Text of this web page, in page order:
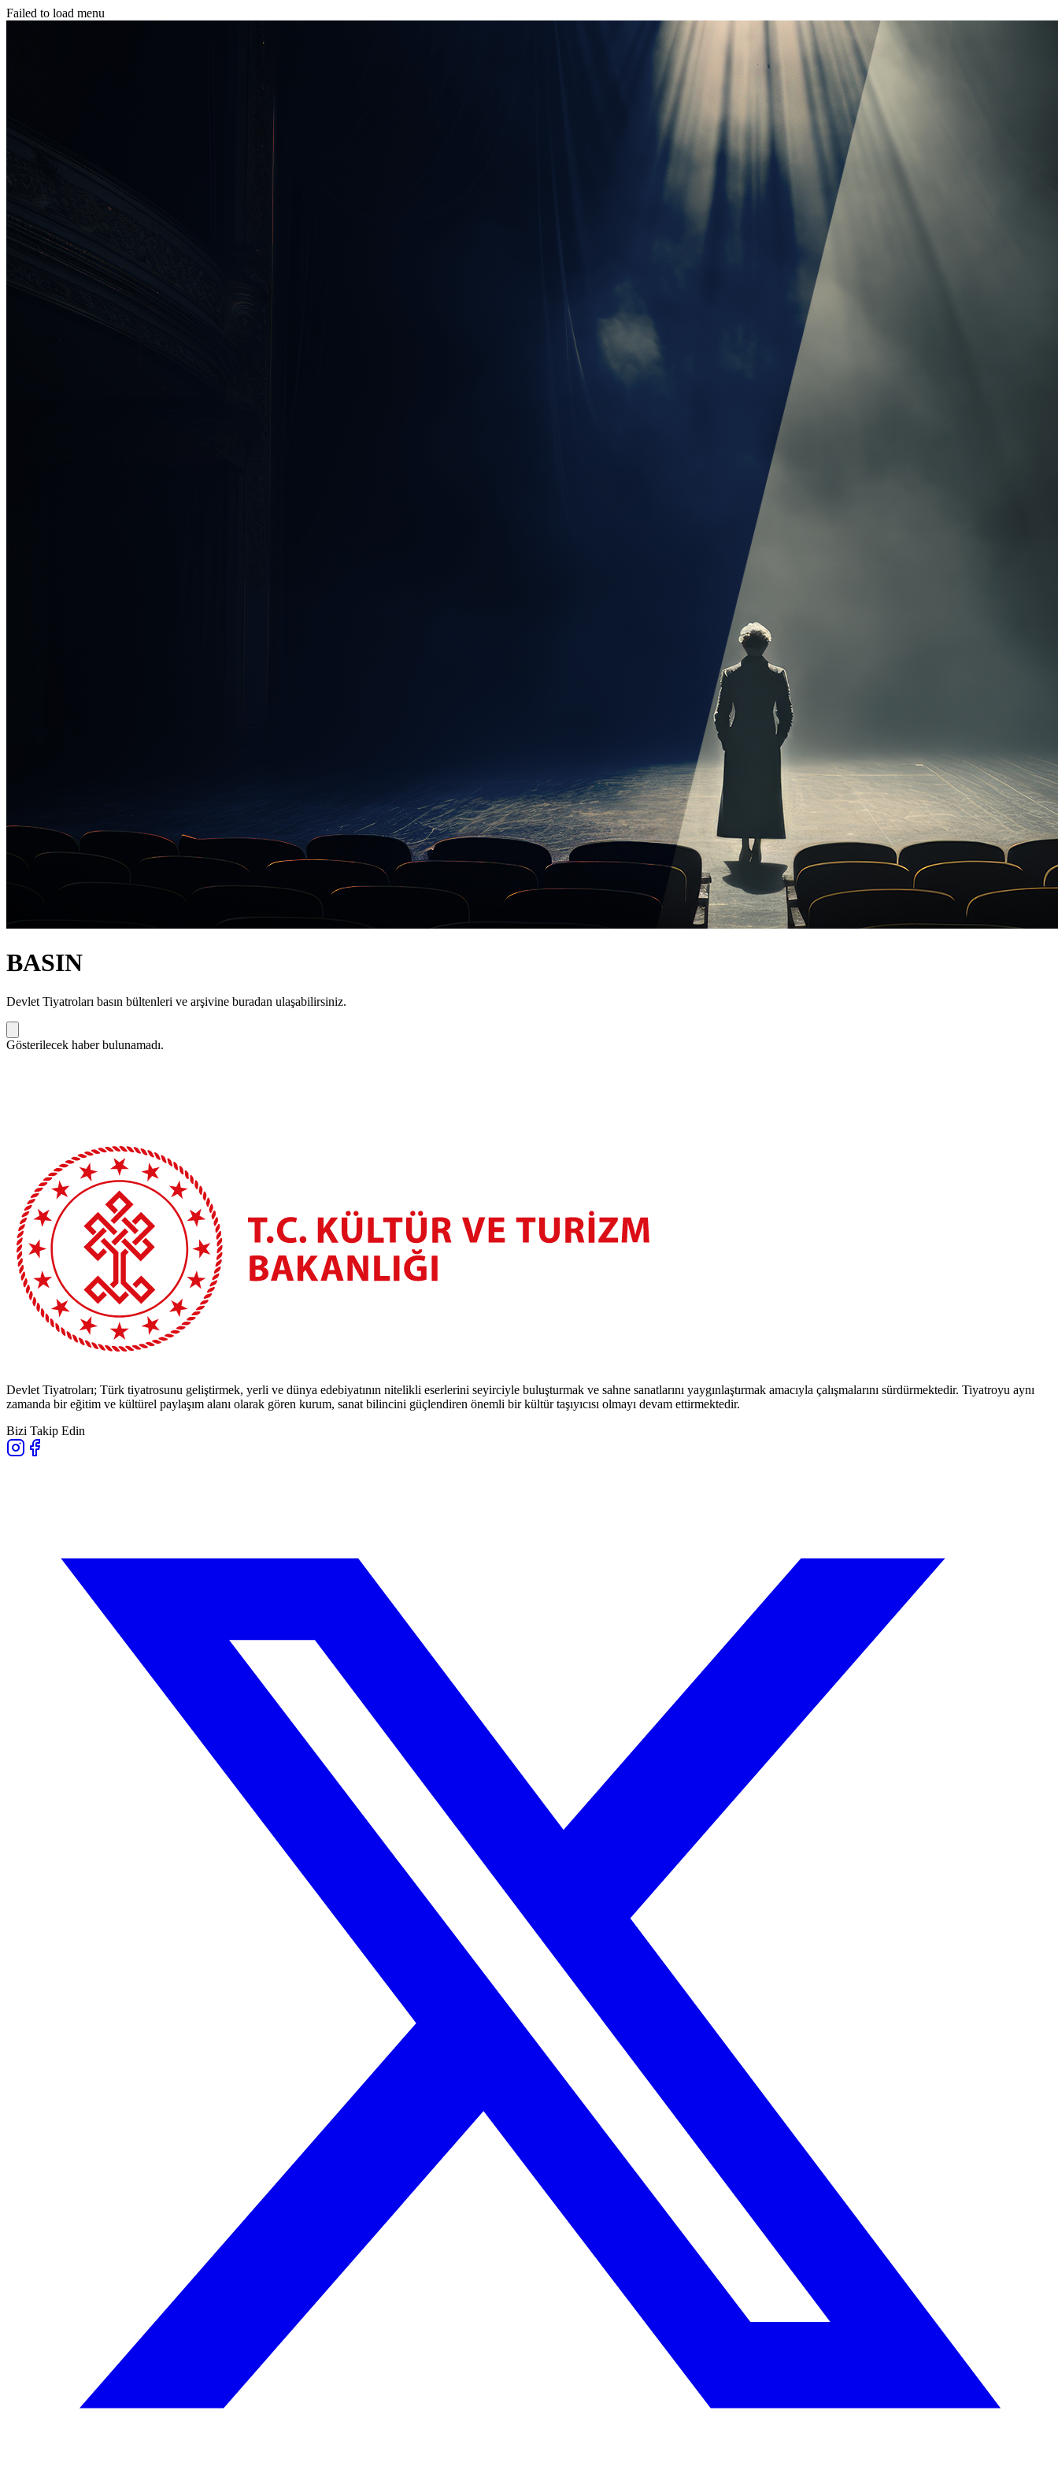
Failed to load menu
BASIN
Devlet Tiyatroları basın bültenleri ve arşivine buradan ulaşabilirsiniz.
Gösterilecek haber bulunamadı.
Devlet Tiyatroları; Türk tiyatrosunu geliştirmek, yerli ve dünya edebiyatının nitelikli eserlerini seyirciyle buluşturmak ve sahne sanatlarını yaygınlaştırmak amacıyla çalışmalarını sürdürmektedir. Tiyatroyu aynı
zamanda bir eğitim ve kültürel paylaşım alanı olarak gören kurum, sanat bilincini güçlendiren önemli bir kültür taşıyıcısı olmayı devam ettirmektedir.
Bizi Takip Edin